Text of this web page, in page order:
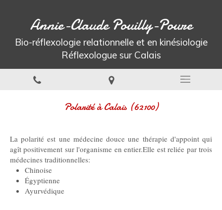
Annie-Claude Pouilly-Poure
Bio-réflexologie relationnelle et en kinésiologie
Réflexologue sur Calais
Polarité à Calais (62100)
La polarité est une médecine douce une thérapie d'appoint qui
agît positivement sur l'organisme en entier.Elle est reliée par trois
médecines traditionnelles:
Chinoise
Égyptienne
Ayurvédique